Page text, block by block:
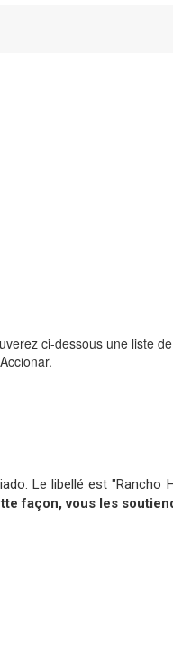
ci-dessous une liste
Le libellé est "Rancho
façon, vous les